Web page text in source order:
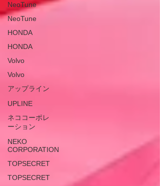
NeoTune
NeoTune
HONDA
HONDA
Volvo
Volvo
アップライン
UPLINE
ネココーポレ
ーション
NEKO
CORPORATION
TOPSECRET
TOPSECRET